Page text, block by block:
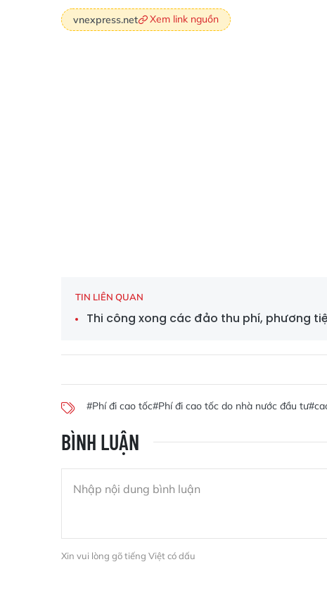
vnexpress.net Xem link nguồn
TIN LIÊN QUAN
Thi công xong các đảo thu phí, phương
#Phí đi cao tốc#Phí đi cao tốc do nhà nước đầu tư
BÌNH LUẬN
Xin vui lòng gõ tiếng Việt có dấu